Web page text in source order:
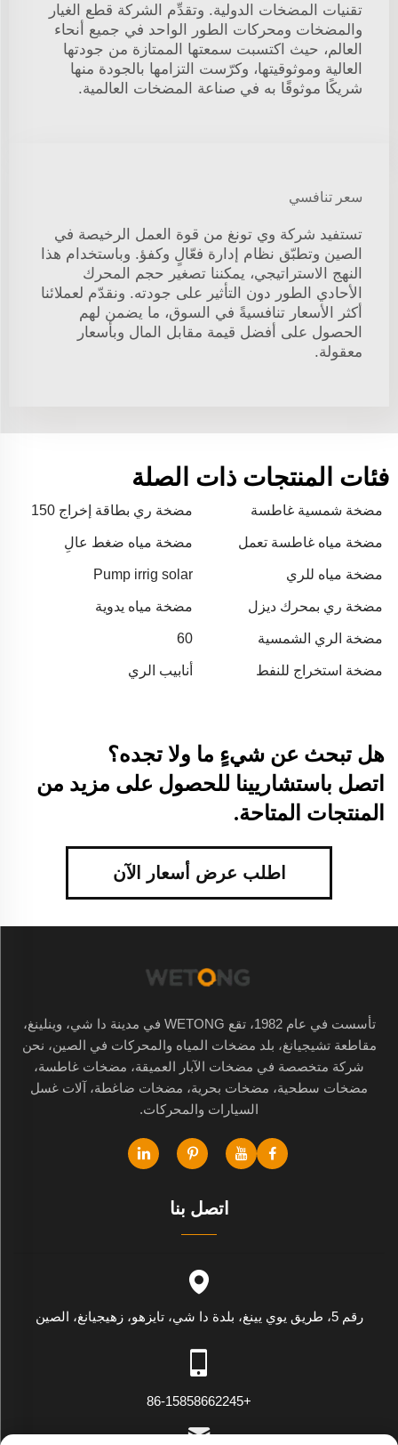
تقنيات المضخات الدولية. وتقدِّم الشركة قطع الغيار
والمضخات ومحركات الطور الواحد في جميع أنحاء
العالم، حيث اكتسبت سمعتها الممتازة من جودتها
العالية وموثوقيتها، وكرّست التزامها بالجودة منها
شريكًا موثوقًا به في صناعة المضخات العالمية.
سعر تنافسي
تستفيد شركة وي تونغ من قوة العمل الرخيصة في
الصين وتطبّق نظام إدارة فعّالٍ وكفؤ. وباستخدام هذا
النهج الاستراتيجي، يمكننا تصغير حجم المحرك
الأحادي الطور دون التأثير على جودته. ونقدّم لعملائنا
أكثر الأسعار تنافسيةً في السوق، ما يضمن لهم
الحصول على أفضل قيمة مقابل المال وبأسعار
معقولة.
فئات المنتجات ذات الصلة
مضخة شمسية غاطسة مضخة ري بطاقة إخراج 150
مضخة مياه غاطسة تعمل
4 شفرات
مضخة مياه ضغط عالٍ
مضخة مياه للري Pump irrig solar
مضخة ري بمحرك ديزل مضخة مياه يدوية
مضخة الري الشمسية 60
مضخة استخراج للنفط أنابيب الري
هل تبحث عن شيءٍ ما ولا تجده؟
اتصل باستشاريينا للحصول على مزيد من
المنتجات المتاحة.
اطلب عرض أسعار الآن
تأسست في عام 1982، تقع WETONG في مدينة دا شي، وينلينغ،
مقاطعة تشيجيانغ، بلد مضخات المياه والمحركات في الصين، نحن
شركة متخصصة في مضخات الآبار العميقة، مضخات غاطسة،
مضخات سطحية، مضخات بحرية، مضخات ضاغطة، آلات غسل
السيارات والمحركات.
اتصل بنا
رقم 5، طريق يوي يينغ، بلدة دا شي، تايزهو، زهيجيانغ، الصين
+86-15858662245